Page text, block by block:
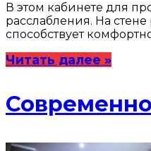
В этом кабинете для
расслабления. На
способствует
Читать далее »